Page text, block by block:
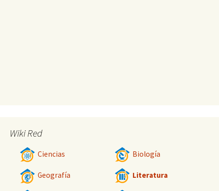
Wiki Red
Ciencias Biología
Geografía Literatura